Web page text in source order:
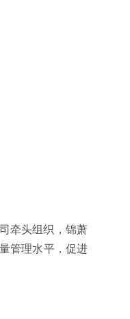
牵头组织，锦萧
管理水平，促进